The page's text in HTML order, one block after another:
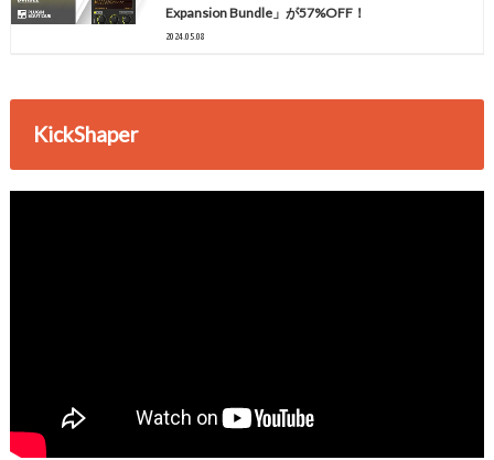
Expansion Bundle」が57%OFF！
2024.05.08
KickShaper